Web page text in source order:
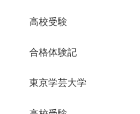
高校受験
合格体験記
東京学芸大学